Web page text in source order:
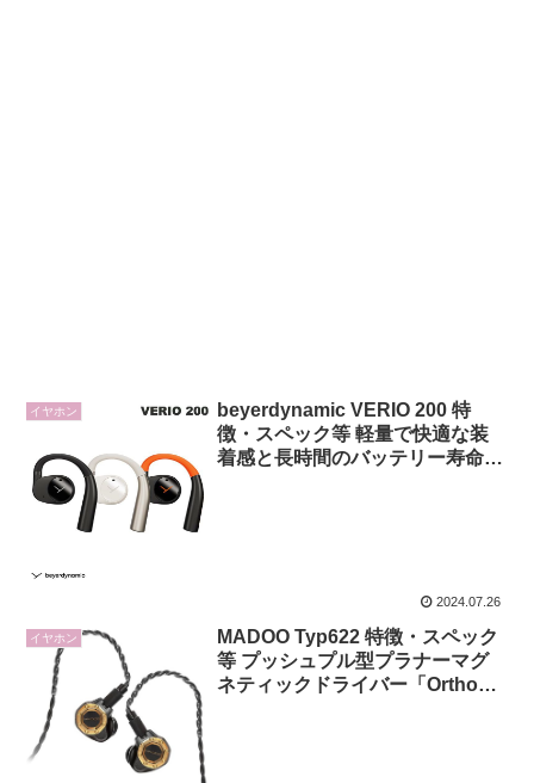
イヤホン
beyerdynamic VERIO 200 特
徴・スペック等 軽量で快適な装
着感と長時間のバッテリー寿命を
2024.07.26
イヤホン
MADOO Typ622 特徴・スペック
等 プッシュプル型プラナーマグ
ネティックドライバー「Ortho」